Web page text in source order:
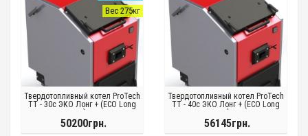
Вес 275кг
Твердотопливный котел ProTech
ТТ - 30с ЭКО Лонг + (ECO Long
+)
50200грн.
Твердотопливный котел ProTech
ТТ - 40с ЭКО Лонг + (ECO Long
+)
56145грн.